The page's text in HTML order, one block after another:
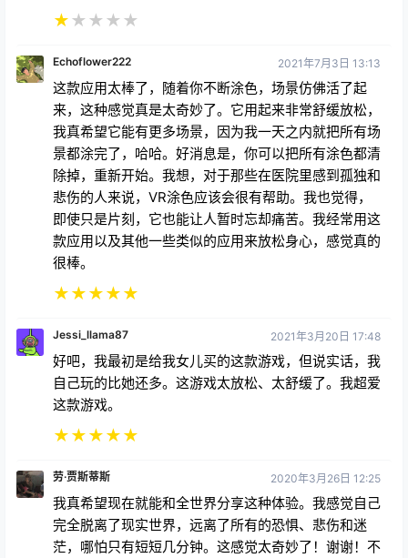
★★ ★ ★ ★
Echoflower222 2021年7月3日 13:13
这款应用太棒了，随着你不断涂色，场景仿佛活了起
来，这种感觉真是太奇妙了。它用起来非常舒缓放松，
我真希望它能有更多场景，因为我一天之内就把所有场
景都涂完了，哈哈。好消息是，你可以把所有涂色都清
除掉，重新开始。我想，对于那些在医院里感到孤独和
悲伤的人来说，VR涂色应该会很有帮助。我也觉得，
即使只是片刻，它也能让人暂时忘却痛苦。我经常用这
款应用以及其他一些类似的应用来放松身心，感觉真的
很棒。
★★★★★
Jessi_llama87 2021年3月20日 17:48
好吧，我最初是给我女儿买的这款游戏，但说实话，我
自己玩的比她还多。这游戏太放松、太舒缓了。我超爱
这款游戏。
★★★★★
劳·贾斯蒂斯 2020年3月26日 12:25
我真希望现在就能和全世界分享这种体验。我感觉自己
完全脱离了现实世界，远离了所有的恐惧、悲伤和迷
茫，哪怕只有短短几分钟。这感觉太奇妙了！谢谢！不